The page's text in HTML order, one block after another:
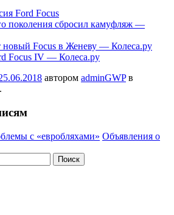
Ford Focus
поколения сбросил камуфляж —
новый Focus в Женеву — Колеса.ру
Focus IV — Колеса.ру
автором adminGWPв
.
с «евробляхами» Объявления о